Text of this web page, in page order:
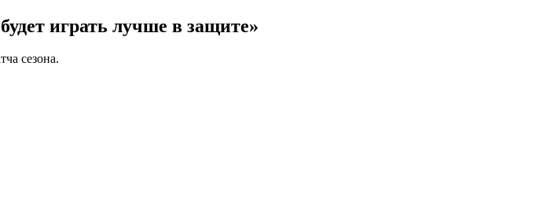
играть лучше в защите»
сезона.